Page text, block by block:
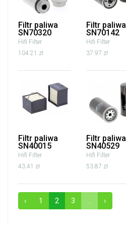
Filtr paliwa
SN70320
Hifi Filter
104.21 zł
Filtr paliwa
SN70142
Hifi Filter
37.97 zł
Filtr paliwa
SN40015
Hifi Filter
43.41 zł
Filtr paliwa
SN40529
Hifi Filter
53.87 zł
‹ 1 2 3 ... ›